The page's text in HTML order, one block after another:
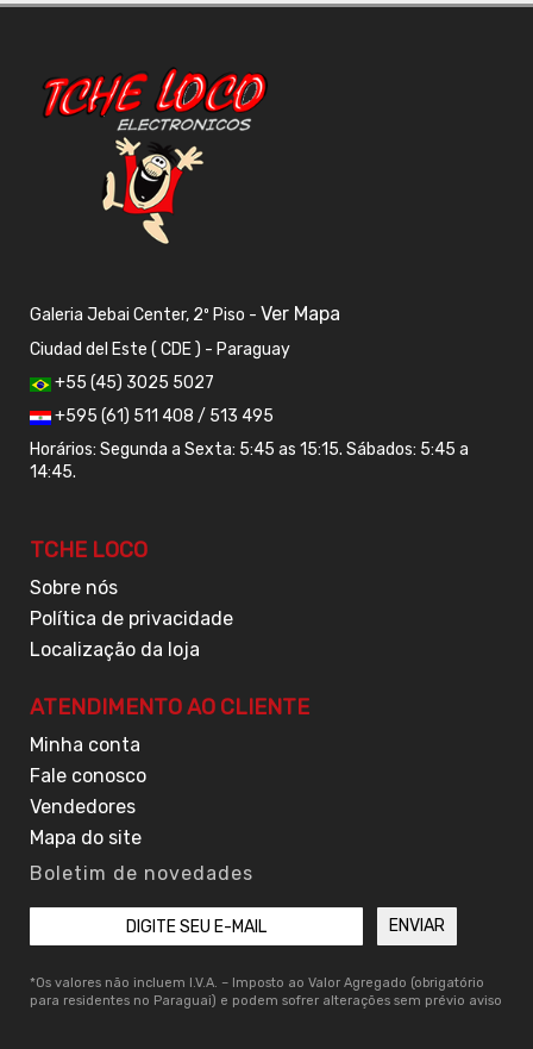
Galeria Jebai Center, 2º Piso - Ver Mapa
Ciudad del Este ( CDE ) - Paraguay
+55 (45) 3025 5027
+595 (61) 511 408 / 513 495
Horários: Segunda a Sexta: 5:45 as 15:15. Sábados: 5:45 a
14:45.
TCHE LOCO
Sobre nós
Política de privacidade
Localização da loja
ATENDIMENTO AO CLIENTE
Minha conta
Fale conosco
Vendedores
Mapa do site
Boletim de novedades
*Os valores não incluem I.V.A. – Imposto ao Valor Agregado (obrigatório
para residentes no Paraguai) e podem sofrer alterações sem prévio aviso